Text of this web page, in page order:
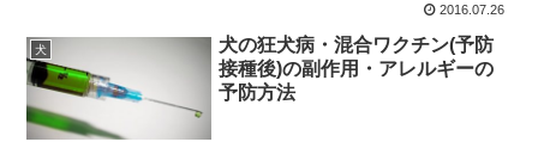
2016.07.26
犬
犬の狂犬病・混合ワクチン(予防
接種後)の副作用・アレルギーの
予防方法